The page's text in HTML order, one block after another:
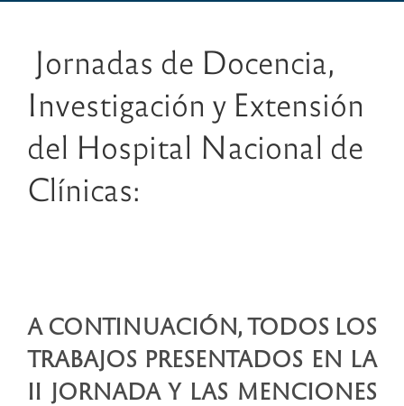
Jornadas de Docencia,
Investigación y Extensión
del Hospital Nacional de
Clínicas:
A CONTINUACIÓN, TODOS LOS
TRABAJOS PRESENTADOS EN LA
II JORNADA Y LAS MENCIONES